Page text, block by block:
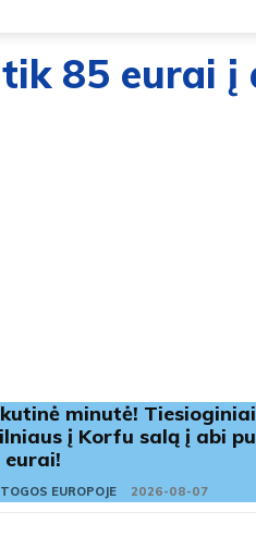
85 eurai į
minutė!
į Korfu salą į abi
eurai!
EUROPOJE 2026-08-07